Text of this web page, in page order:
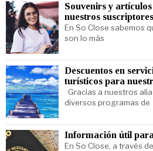
Souvenirs y
nuestros suscriptores
En So Close sabemos
son lo más
Descuentos en
turísticos para
Gracias a nuestros
diversos programas de
Información útil
En So Close, a través